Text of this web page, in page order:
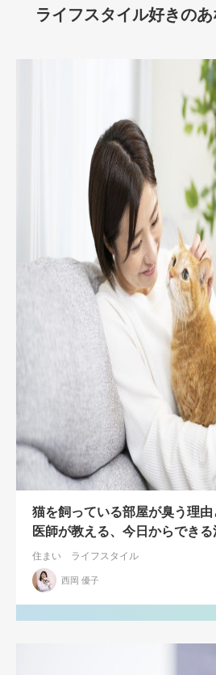
ライフスタイル好きの
猫を飼っている部屋が臭う理
医師が教える、今日からでき
住まい ライフスタイル
西岡 優子